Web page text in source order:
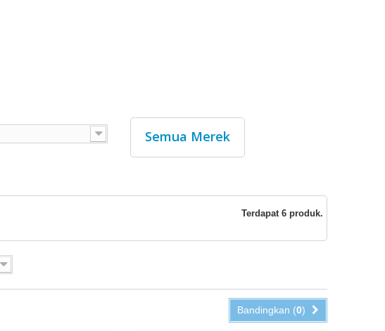
Semua Merek
Terdapat 6 produk.
Bandingkan (0)